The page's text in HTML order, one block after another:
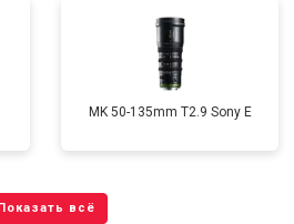
MK 50-135mm T2.9 Sony E